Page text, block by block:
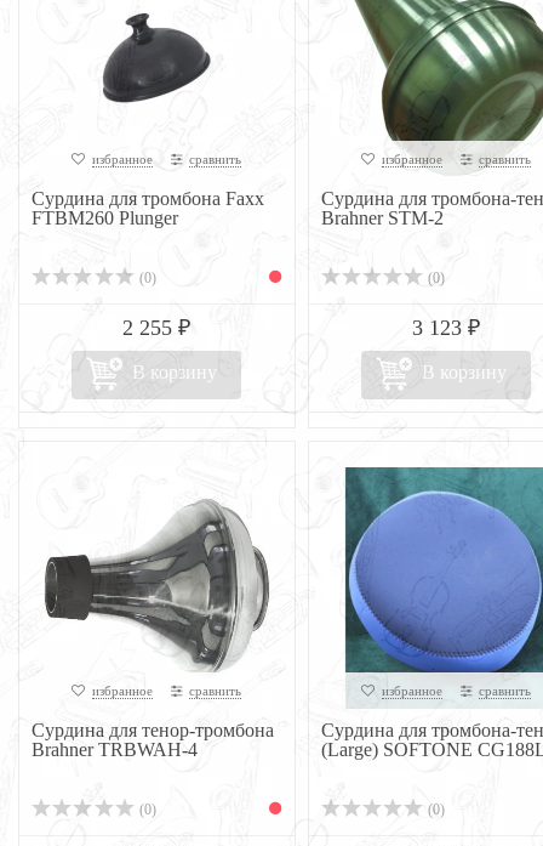
избранное сравнить
Сурдина для тромбона Faxx
FTBM260 Plunger
(0)
2 255 ₽
В корзину
избранное сравнить
Сурдина для тромбона-
Brahner STM-2
(0)
3 123 ₽
В корзину
избранное сравнить
Сурдина для тенор-тромбона
Brahner TRBWAH-4
(0)
избранное сравнить
Сурдина для тромбона-
(Large) SOFTONE
(0)